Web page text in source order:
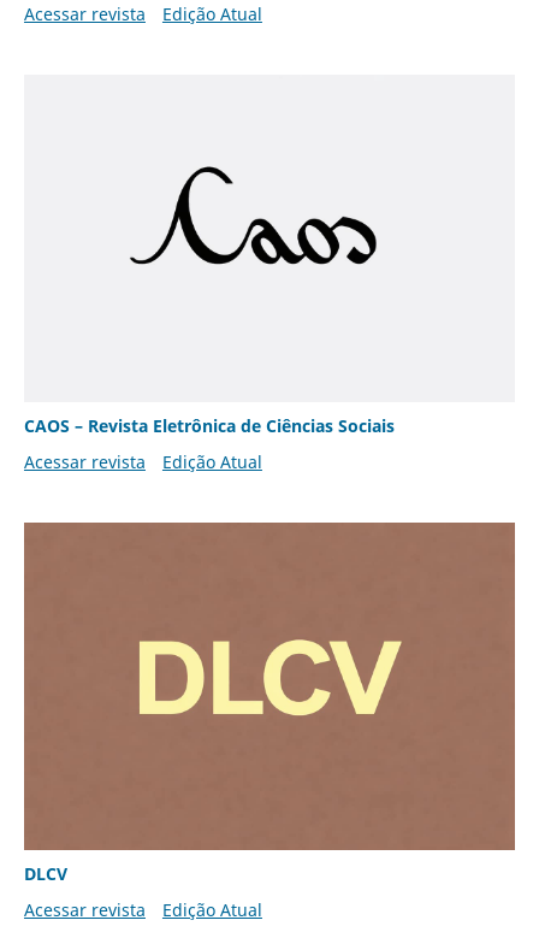
Acessar revista
Edição Atual
CAOS – Revista Eletrônica de Ciências Sociais
Acessar revista
Edição Atual
DLCV
Acessar revista
Edição Atual